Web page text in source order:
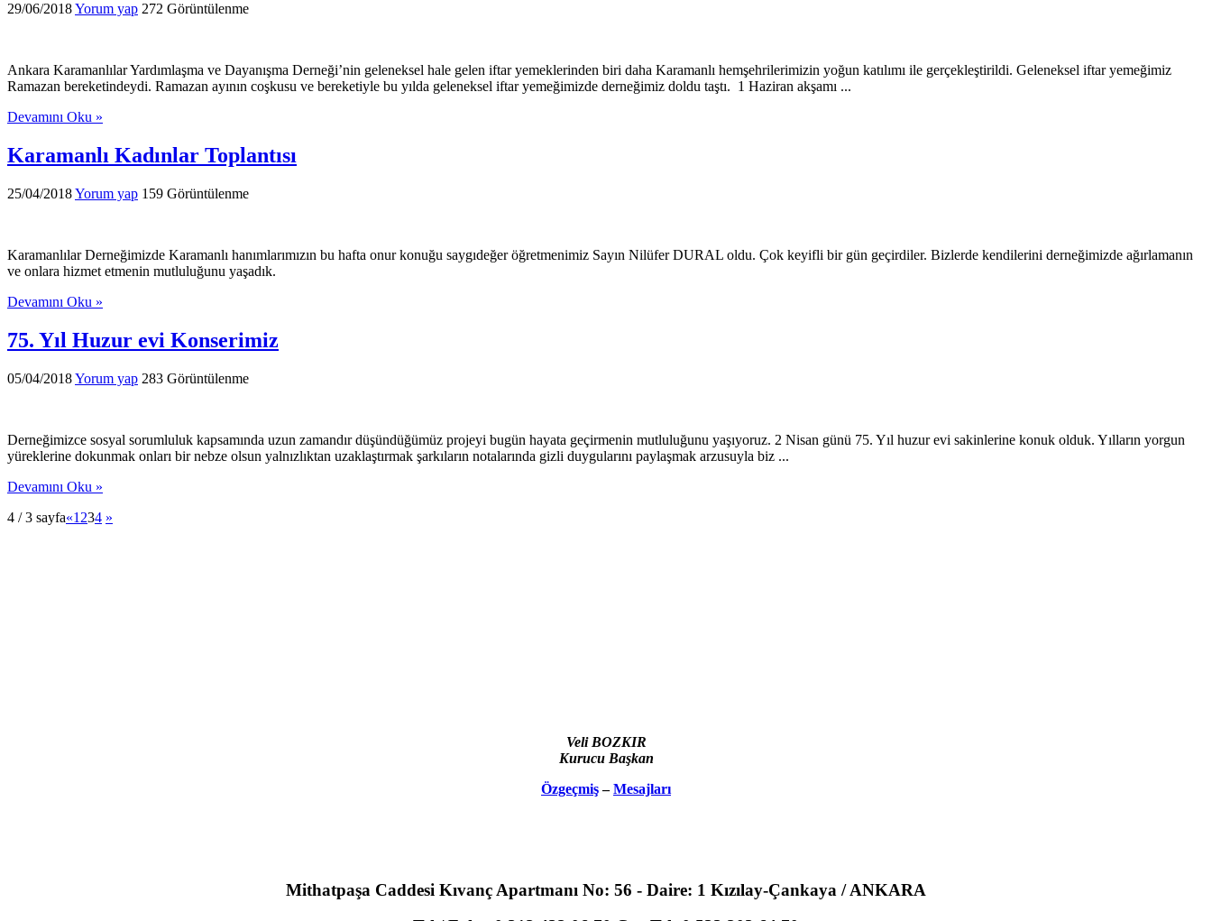
29/06/2018Yorum yap 272 Görüntülenme
Ankara Karamanlılar Yardımlaşma ve Dayanışma Derneği’nin geleneksel hale gelen iftar yemeklerinden biri daha Karamanlı hemşehrilerimizin yoğun katılımı ile gerçekleştirildi. Geleneksel iftar yemeğimiz
Ramazan bereketindeydi. Ramazan ayının coşkusu ve bereketiyle bu yılda geleneksel iftar yemeğimizde derneğimiz doldu taştı. 1 Haziran akşamı ...
Devamını Oku »
Karamanlı Kadınlar Toplantısı
25/04/2018Yorum yap 159 Görüntülenme
Karamanlılar Derneğimizde Karamanlı hanımlarımızın bu hafta onur konuğu saygıdeğer öğretmenimiz Sayın Nilüfer DURAL oldu. Çok keyifli bir gün geçirdiler. Bizlerde kendilerini derneğimizde ağırlamanın
ve onlara hizmet etmenin mutluluğunu yaşadık.
Devamını Oku »
75. Yıl Huzur evi Konserimiz
05/04/2018Yorum yap 283 Görüntülenme
Derneğimizce sosyal sorumluluk kapsamında uzun zamandır düşündüğümüz projeyi bugün hayata geçirmenin mutluluğunu yaşıyoruz. 2 Nisan günü 75. Yıl huzur evi sakinlerine konuk olduk. Yılların yorgun
yüreklerine dokunmak onları bir nebze olsun yalnızlıktan uzaklaştırmak şarkıların notalarında gizli duygularını paylaşmak arzusuyla biz ...
Devamını Oku »
4 / 3 sayfa«1 234 »
Veli BOZKIR
Kurucu Başkan
Özgeçmiş–Mesajları
Mithatpaşa Caddesi Kıvanç Apartmanı No: 56 - Daire: 1 Kızılay-Çankaya / ANKARA